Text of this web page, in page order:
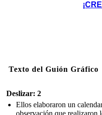
Texto del Guión Gráfico
Deslizar: 2
Ellos elaboraron un
observación que realizaron